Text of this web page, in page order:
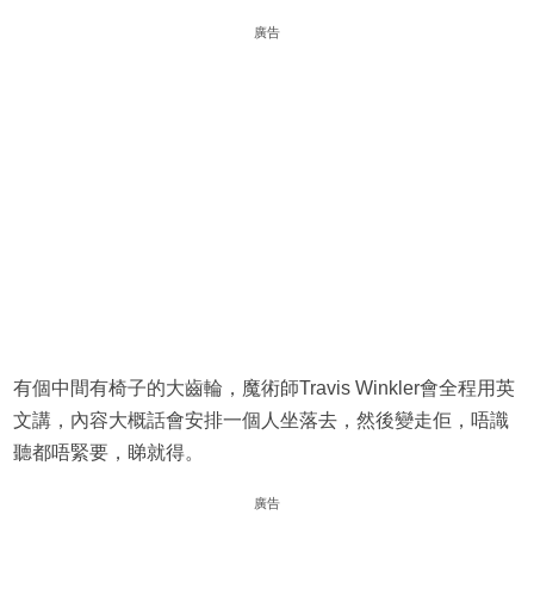
廣告
有個中間有椅子的大齒輪，魔術師Travis Winkler會全程用英
文講，內容大概話會安排一個人坐落去，然後變走佢，唔識
聽都唔緊要，睇就得。
廣告